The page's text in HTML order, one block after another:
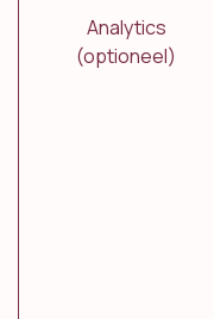
Analytics
(optioneel)